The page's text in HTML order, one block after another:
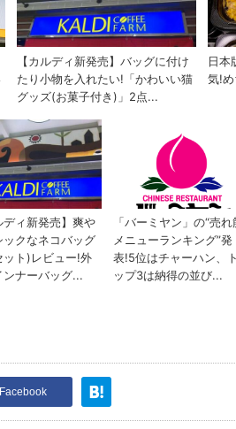
Facebook